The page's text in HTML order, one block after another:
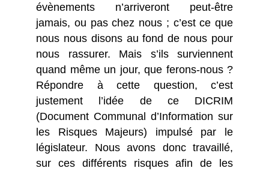
évènements n’arriveront peut-être
jamais, ou pas chez nous ; c’est ce que
nous nous disons au fond de nous pour
nous rassurer. Mais s’ils surviennent
quand même un jour, que ferons-nous ?
Répondre à cette question, c’est
justement l’idée de ce DICRIM
(Document Communal d’Information sur
les Risques Majeurs) impulsé par le
législateur. Nous avons donc travaillé,
sur ces différents risques afin de les